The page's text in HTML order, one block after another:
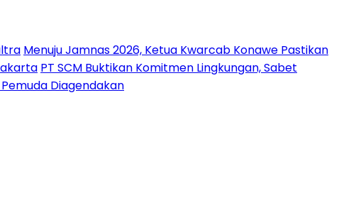
Menuju Jamnas 2026, Ketua Kwarcab Konawe Pastikan
PT SCM Buktikan Komitmen Lingkungan, Sabet
Diagendakan